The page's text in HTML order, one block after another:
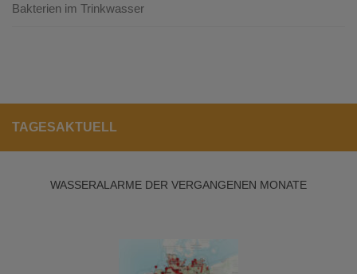
Bakterien im Trinkwasser
TAGESAKTUELL
WASSERALARME DER VERGANGENEN MONATE